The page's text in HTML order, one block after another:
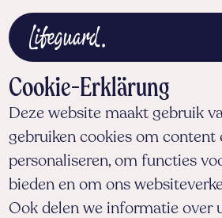
DE
Cookie-Erklärung
Deze website maakt gebruik
gebruiken cookies om content
personaliseren, om functies
bieden en om ons
Ook delen we informatie over